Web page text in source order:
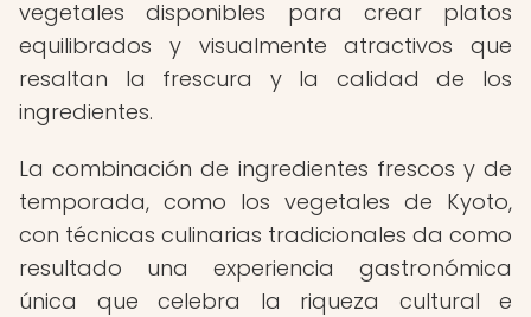
vegetales disponibles para crear platos
equilibrados y visualmente atractivos que
resaltan la frescura y la calidad de los
ingredientes.
La combinación de ingredientes frescos y de
temporada, como los vegetales de Kyoto,
con técnicas culinarias tradicionales da como
resultado una experiencia gastronómica
única que celebra la riqueza cultural e